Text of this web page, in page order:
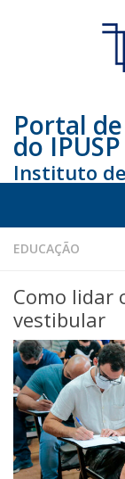
Portal
do IPUSP
Instituto de
Home
Educação
Arte e Cultura
Bio
Saúde
Seções
Mural do IP
EDUCAÇÃO
Como lidar
vestibular